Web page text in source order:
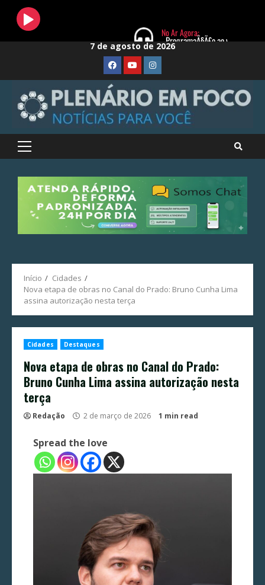
Skip
7 de agosto de 2026
FaceBook
YoutubeInstagram
Primary
Início
Cidades
Nova etapa de obras no Canal do Prado: Bruno Cunha Lima
assina autorização nesta terça
Cidades Destaques
Nova etapa de obras no Canal do Prado:
Bruno Cunha Lima assina autorização nesta
terça
Redação 2 de março de 2026 1 min read
Spread the love